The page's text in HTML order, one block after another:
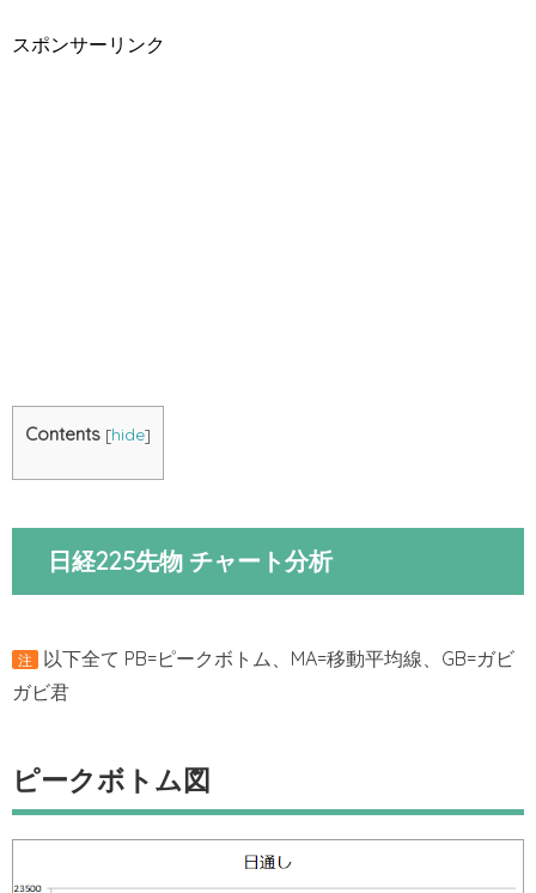
スポンサーリンク
Contents [hide]
日経225先物 チャート分析
注
以下全て PB=ピークボトム、MA=移動平均線、GB=ガビ
ガビ君
ピークボトム図